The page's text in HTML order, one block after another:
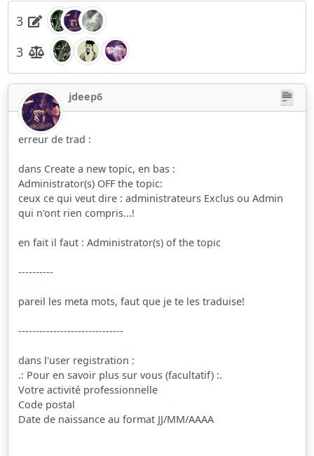
3
3
jdeep6
erreur de trad :
dans Create a new topic, en bas :
Administrator(s) OFF the topic:
ceux ce qui veut dire : administrateurs Exclus ou Admin
qui n'ont rien compris...!
en fait il faut : Administrator(s) of the topic
----------
pareil les meta mots, faut que je te les traduise!
------------------------------
dans l'user registration :
.: Pour en savoir plus sur vous (facultatif) :.
Votre activité professionnelle
Code postal
Date de naissance au format JJ/MM/AAAA